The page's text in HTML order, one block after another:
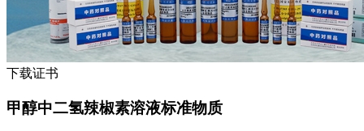
下载证书
甲醇中二氢辣椒素溶液标准物质